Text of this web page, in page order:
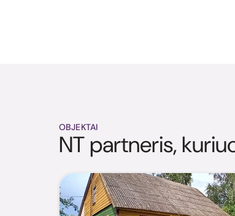
OBJEKTAI
NT partneris,